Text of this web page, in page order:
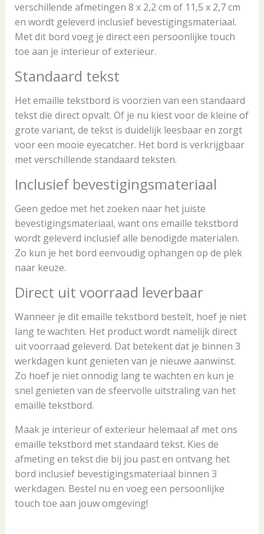
verschillende afmetingen 8 x 2,2 cm of 11,5 x 2,7 cm
en wordt geleverd inclusief bevestigingsmateriaal.
Met dit bord voeg je direct een persoonlijke touch
toe aan je interieur of exterieur.
Standaard tekst
Het emaille tekstbord is voorzien van een standaard
tekst die direct opvalt. Of je nu kiest voor de kleine of
grote variant, de tekst is duidelijk leesbaar en zorgt
voor een mooie eyecatcher. Het bord is verkrijgbaar
met verschillende standaard teksten.
Inclusief bevestigingsmateriaal
Geen gedoe met het zoeken naar het juiste
bevestigingsmateriaal, want ons emaille tekstbord
wordt geleverd inclusief alle benodigde materialen.
Zo kun je het bord eenvoudig ophangen op de plek
naar keuze.
Direct uit voorraad leverbaar
Wanneer je dit emaille tekstbord bestelt, hoef je niet
lang te wachten. Het product wordt namelijk direct
uit voorraad geleverd. Dat betekent dat je binnen 3
werkdagen kunt genieten van je nieuwe aanwinst.
Zo hoef je niet onnodig lang te wachten en kun je
snel genieten van de sfeervolle uitstraling van het
emaille tekstbord.
Maak je interieur of exterieur helemaal af met ons
emaille tekstbord met standaard tekst. Kies de
afmeting en tekst die bij jou past en ontvang het
bord inclusief bevestigingsmateriaal binnen 3
werkdagen. Bestel nu en voeg een persoonlijke
touch toe aan jouw omgeving!